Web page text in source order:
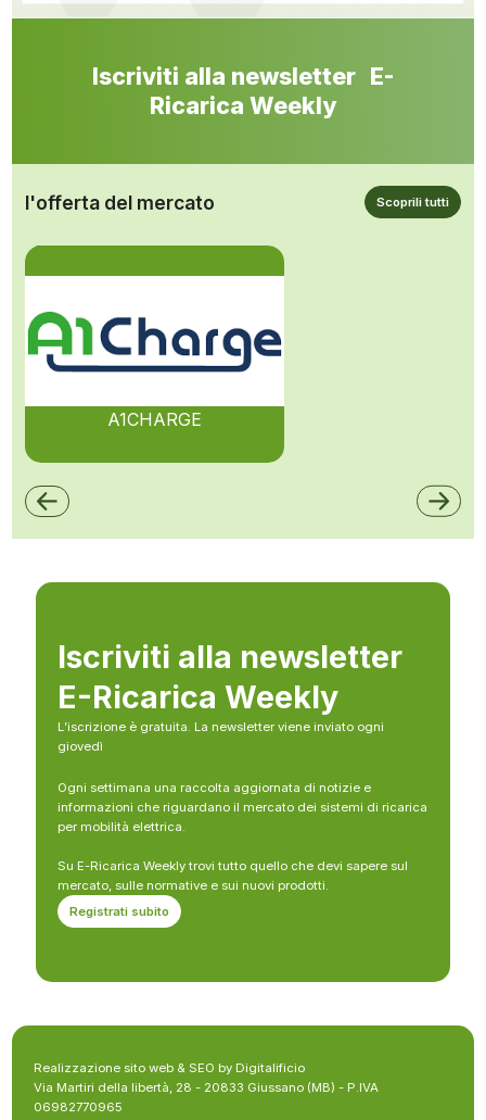
Iscriviti alla newsletter E-
Ricarica Weekly
l'offerta del mercato Scoprili tutti
A1CHARGE
Iscriviti alla newsletter
E-Ricarica Weekly
L’iscrizione è gratuita. La newsletter viene inviato ogni
giovedì
Ogni settimana una raccolta aggiornata di notizie e
informazioni che riguardano il mercato dei sistemi di ricarica
per mobilità elettrica.
Su E-Ricarica Weekly trovi tutto quello che devi sapere sul
mercato, sulle normative e sui nuovi prodotti.
Registrati subito
Realizzazione sito web & SEO by Digitalificio
Via Martiri della libertà, 28 - 20833 Giussano (MB) - P.IVA
06982770965